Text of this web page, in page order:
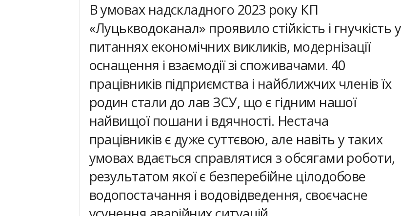
В умовах надскладного 2023 року КП
«Луцькводоканал» проявило стійкість і гнучкість у
питаннях економічних викликів, модернізації
оснащення і взаємодії зі споживачами. 40
працівників підприємства і найближчих членів їх
родин стали до лав ЗСУ, що є гідним нашої
найвищої пошани і вдячності. Нестача
працівників є дуже суттєвою, але навіть у таких
умовах вдається справлятися з обсягами роботи,
результатом якої є безперебійне цілодобове
водопостачання і водовідведення, своєчасне